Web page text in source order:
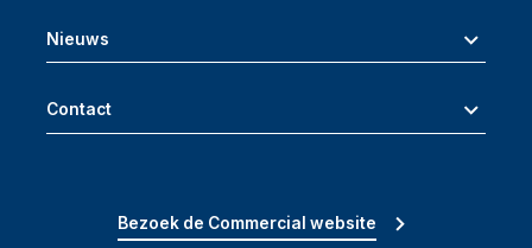
Nieuws
Contact
Bezoek de Commercial website